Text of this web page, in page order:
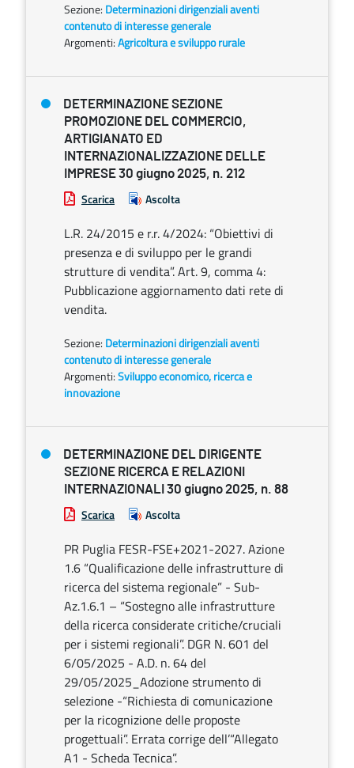
Sezione: Determinazioni dirigenziali aventi
contenuto di interesse generale
Argomenti:Agricoltura e sviluppo rurale
DETERMINAZIONE SEZIONE
PROMOZIONE DEL COMMERCIO,
ARTIGIANATO ED
INTERNAZIONALIZZAZIONE DELLE
IMPRESE 30 giugno 2025, n. 212
Scarica Ascolta
L.R. 24/2015 e r.r. 4/2024: “Obiettivi di
presenza e di sviluppo per le grandi
strutture di vendita”. Art. 9, comma 4:
Pubblicazione aggiornamento dati rete di
vendita.
Sezione: Determinazioni dirigenziali aventi
contenuto di interesse generale
Argomenti:Sviluppo economico, ricerca e
innovazione
DETERMINAZIONE DEL DIRIGENTE
SEZIONE RICERCA E RELAZIONI
INTERNAZIONALI 30 giugno 2025, n. 88
Scarica Ascolta
PR Puglia FESR-FSE+2021-2027. Azione
1.6 “Qualificazione delle infrastrutture di
ricerca del sistema regionale” - Sub-
Az.1.6.1 – “Sostegno alle infrastrutture
della ricerca considerate critiche/cruciali
per i sistemi regionali”. DGR N. 601 del
6/05/2025 - A.D. n. 64 del
29/05/2025_Adozione strumento di
selezione -“Richiesta di comunicazione
per la ricognizione delle proposte
progettuali”. Errata corrige dell’“Allegato
A1 - Scheda Tecnica”.